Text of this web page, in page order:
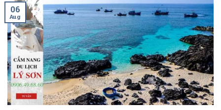
06
Aug